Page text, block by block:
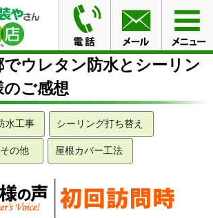
声
松戸市上本郷でウレタン防水とシー
ご感想
でウレタン防水とシーリン
のご感想
水工事 シーリング打ち替え
その他 屋根カバー工法